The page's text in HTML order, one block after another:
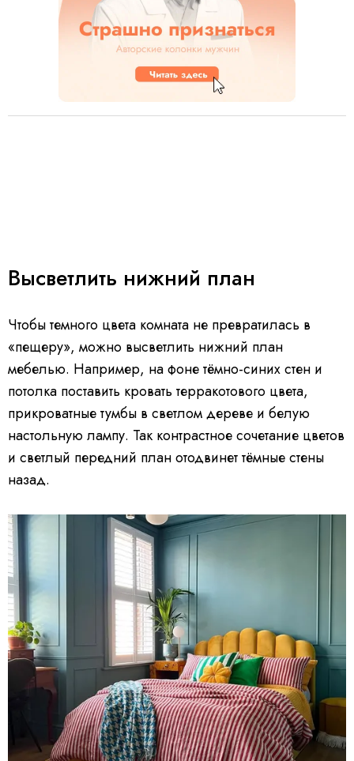
Высветлить нижний план
Чтобы темного цвета комната не превратилась в
«пещеру», можно высветлить нижний план
мебелью. Например, на фоне тёмно-синих стен и
потолка поставить кровать терракотового цвета,
прикроватные тумбы в светлом дереве и белую
настольную лампу. Так контрастное сочетание цветов
и светлый передний план отодвинет тёмные стены
назад.